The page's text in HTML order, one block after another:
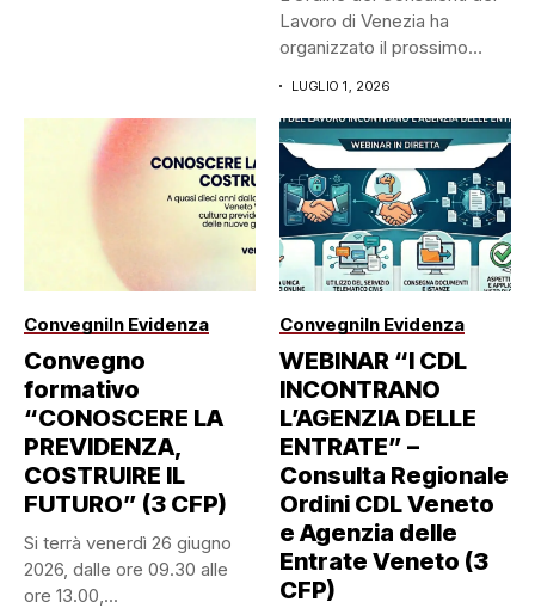
Lavoro di Venezia ha
organizzato il prossimo
LUGLIO 1, 2026
ConvegniIn Evidenza
Convegno
formativo
“CONOSCERE LA
PREVIDENZA,
COSTRUIRE IL
FUTURO” (3 CFP)
Si terrà venerdì 26 giugno
2026, dalle ore 09.30 alle
ore 13.00,...
ConvegniIn Evidenza
WEBINAR “I CDL
INCONTRANO
L’AGENZIA DELLE
ENTRATE” –
Consulta Regionale
Ordini CDL Veneto
e Agenzia delle
Entrate Veneto (3
CFP)